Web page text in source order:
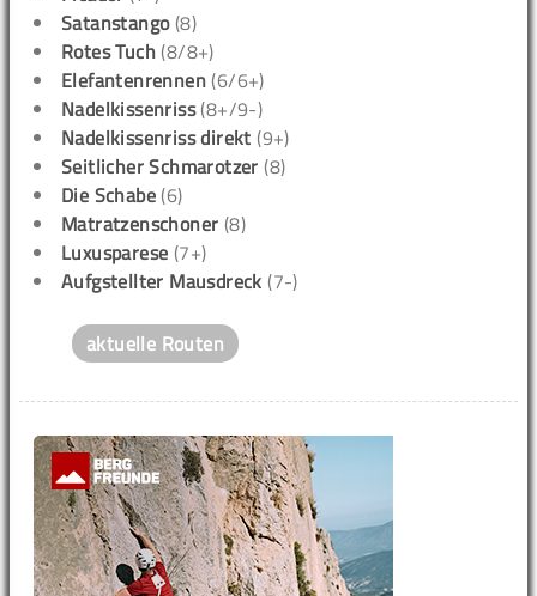
Satanstango(8)
Rotes Tuch (8/8+)
Elefantenrennen (6/6+)
Nadelkissenriss(8+/9-)
Nadelkissenriss direkt (9+)
Seitlicher Schmarotzer (8)
Die Schabe (6)
Matratzenschoner (8)
Luxusparese (7+)
Aufgstellter Mausdreck (7-)
aktuelle Routen